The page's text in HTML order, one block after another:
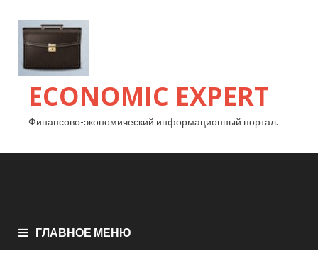
ECONOMIC EXPERT
Финансово-экономический информационный портал.
ГЛАВНОЕ МЕНЮ